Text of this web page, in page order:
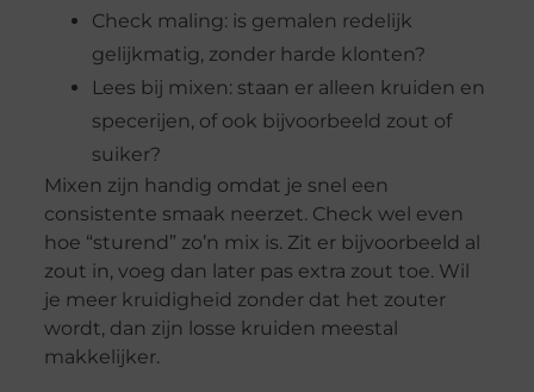
Check maling: is gemalen redelijk
gelijkmatig, zonder harde klonten?
Lees bij mixen: staan er alleen kruiden en
specerijen, of ook bijvoorbeeld zout of
suiker?
Mixen zijn handig omdat je snel een
consistente smaak neerzet. Check wel even
hoe “sturend” zo’n mix is. Zit er bijvoorbeeld al
zout in, voeg dan later pas extra zout toe. Wil
je meer kruidigheid zonder dat het zouter
wordt, dan zijn losse kruiden meestal
makkelijker.